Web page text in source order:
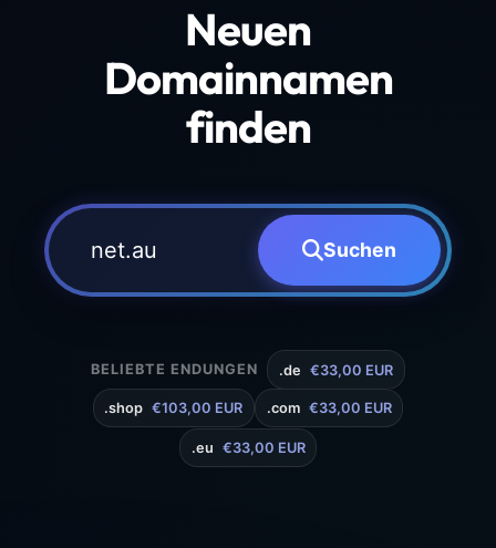
Neuen
Domainnamen
finden
Suchen
BELIEBTE ENDUNGEN .de €33,00 EUR
.shop €103,00 EUR .com €33,00 EUR
.eu €33,00 EUR